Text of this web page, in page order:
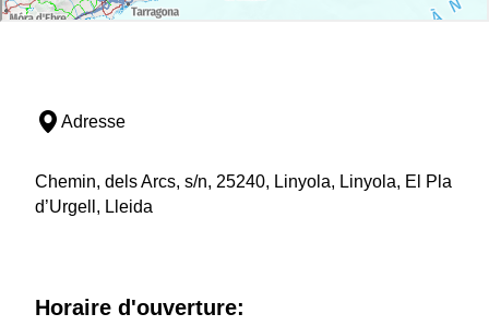
Adresse
Chemin, dels Arcs, s/n, 25240, Linyola, Linyola, El Pla
d’Urgell, Lleida
Horaire d'ouverture: